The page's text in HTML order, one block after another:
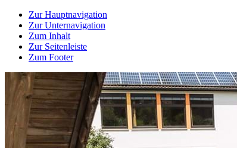
Zur Hauptnavigation
Zur Unternavigation
Zum Inhalt
Zur Seitenleiste
Zum Footer